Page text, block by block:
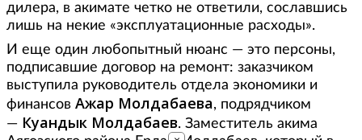
дилера, в акимате четко не ответили, сославшись
лишь на некие «эксплуатационные расходы».
И еще один любопытный нюанс — это персоны,
подписавшие договор на ремонт: заказчиком
выступила руководитель отдела экономики и
финансов Ажар Молдабаева, подрядчиком
— Куандык Молдабаев. Заместитель акима